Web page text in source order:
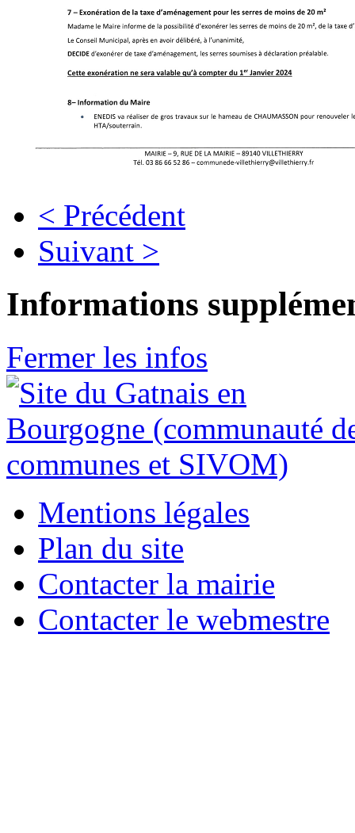
< Précédent
Suivant >
Informations
Fermer les infos
Mentions légales
Plan du site
Contacter la mairie
Contacter le webmestre